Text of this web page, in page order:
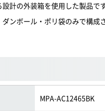
計の外装箱を使用した製品です
ンボール・ポリ袋のみで構成
MPA-AC12465BK